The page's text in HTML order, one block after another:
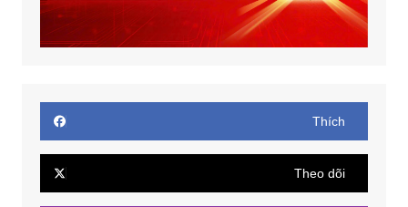
Thích
Theo dõi